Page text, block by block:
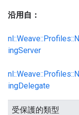
沿用自：
ingServer
ingDelegate
受保護的類型